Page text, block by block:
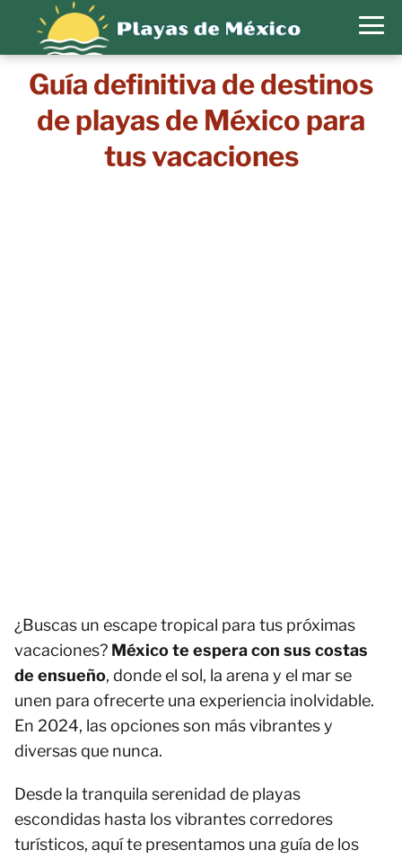
Guía definitiva de destinos
de playas de México para
tus vacaciones
¿Buscas un escape tropical para tus próximas
vacaciones? México te espera con sus costas
de ensueño, donde el sol, la arena y el mar se
unen para ofrecerte una experiencia inolvidable.
En 2024, las opciones son más vibrantes y
diversas que nunca.
Desde la tranquila serenidad de playas
escondidas hasta los vibrantes corredores
turísticos, aquí te presentamos una guía de los